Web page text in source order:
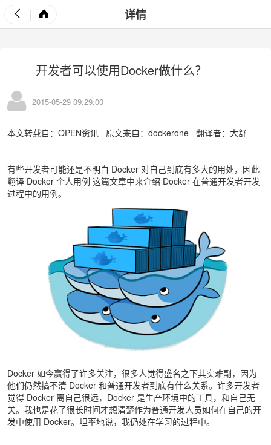
详情
开发者可以使用Docker做什么？
2015-05-29 09:29:00
本文转载自：OPEN资讯 原文来自：dockerone 翻译者：大舒
有些开发者可能还是不明白 Docker 对自己到底有多大的用处，因此
翻译 Docker 个人用例 这篇文章中来介绍 Docker 在普通开发者开发
过程中的用例。
Docker 如今赢得了许多关注，很多人觉得盛名之下其实难副，因为
他们仍然搞不清 Docker 和普通开发者到底有什么关系。许多开发者
觉得 Docker 离自己很远，Docker 是生产环境中的工具，和自己无
关。我也是花了很长时间才想清楚作为普通开发人员如何在自己的开
发中使用 Docker。坦率地说，我仍处在学习的过程中。